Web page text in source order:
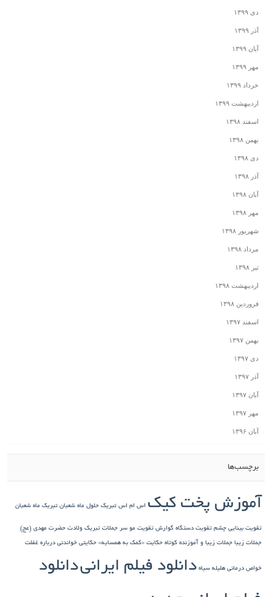
دی ۱۳۹۹
آذر ۱۳۹۹
آبان ۱۳۹۹
مهر ۱۳۹۹
خرداد ۱۳۹۹
اردیبهشت ۱۳۹۹
اسفند ۱۳۹۸
بهمن ۱۳۹۸
دی ۱۳۹۸
آذر ۱۳۹۸
آبان ۱۳۹۸
مهر ۱۳۹۸
شهریور ۱۳۹۸
مرداد ۱۳۹۸
تیر ۱۳۹۸
اردیبهشت ۱۳۹۸
فروردین ۱۳۹۸
اسفند ۱۳۹۷
بهمن ۱۳۹۷
دی ۱۳۹۷
آذر ۱۳۹۷
آبان ۱۳۹۷
مهر ۱۳۹۷
آبان ۱۳۹۶
برچسب‌ها
آموزش پخت کیک اس ام اس تبریک حلول ماه شعبان تبریک ماه شعبان
تقویت بینایی چشم تقویت دستگاه گوارش تقویت مو سر جملات تبریک ولادت حضرت مهدی (عج)
جملات زیبا جملات زیبا و آموزنده کوتاه حکایت «کمک به همسایه» حکایتی خواندنی درباره غفلت
خواص درمانی هلیله سیاه دانلود فیلم ایرانیدانلود